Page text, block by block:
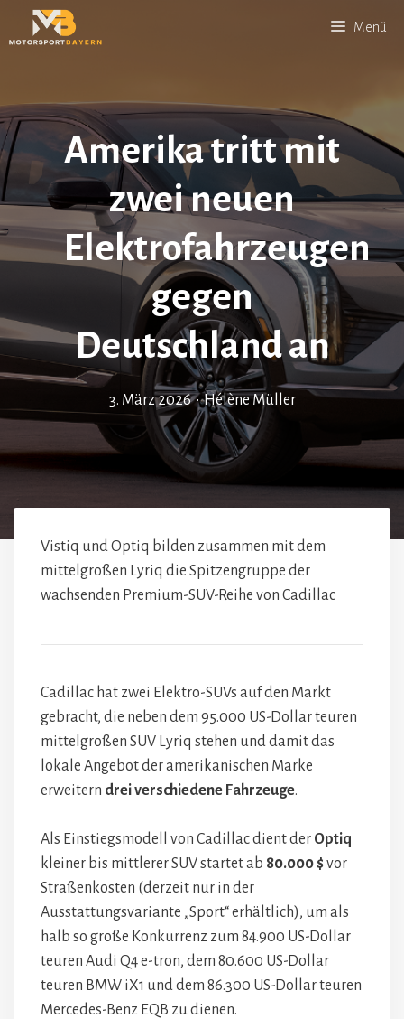
Inhalt
Menü
Amerika tritt mit
zwei neuen
Elektrofahrzeugen
gegen
Deutschland an
3. März 2026 • Hélène Müller
Vistiq und Optiq bilden zusammen mit dem
mittelgroßen Lyriq die Spitzengruppe der
wachsenden Premium-SUV-Reihe von Cadillac
Cadillac hat zwei Elektro-SUVs auf den Markt
gebracht, die neben dem 95.000 US-Dollar teuren
mittelgroßen SUV Lyriq stehen und damit das
lokale Angebot der amerikanischen Marke
erweitern drei verschiedene Fahrzeuge.
Als Einstiegsmodell von Cadillac dient der Optiq
kleiner bis mittlerer SUV startet ab 80.000 $vor
Straßenkosten (derzeit nur in der
Ausstattungsvariante „Sport“ erhältlich), um als
halb so große Konkurrenz zum 84.900 US-Dollar
teuren Audi Q4 e-tron, dem 80.600 US-Dollar
teuren BMW iX1 und dem 86.300 US-Dollar teuren
Mercedes-Benz EQB zu dienen.